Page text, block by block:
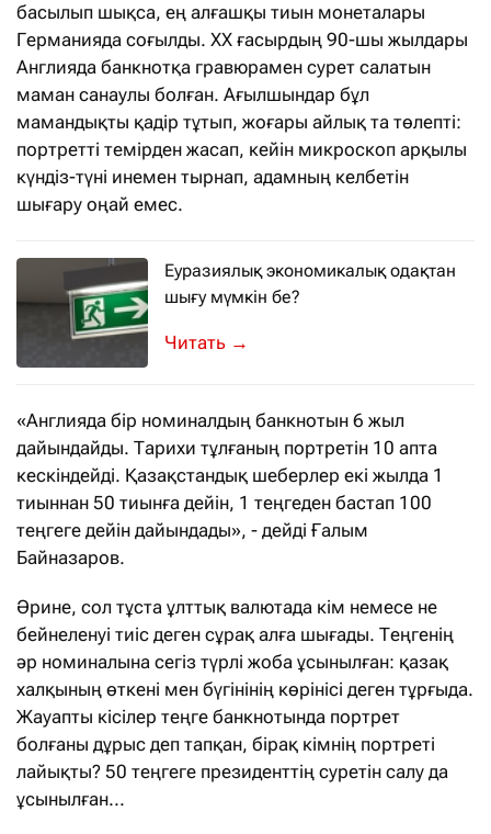
басылып шықса, ең алғашқы тиын монеталары
Германияда соғылды. ХХ ғасырдың 90-шы жылдары
Англияда банкнотқа гравюрамен сурет салатын
маман санаулы болған. Ағылшындар бұл
мамандықты қадір тұтып, жоғары айлық та төлепті:
портретті темірден жасап, кейін микроскоп арқылы
күндіз-түні инемен тырнап, адамның келбетін
шығару оңай емес.
Еуразиялық экономикалық одақтан
шығу мүмкін бе?
Бүгін бүкіл әлем «көрші»
→
«Англияда бір номиналдың банкнотын 6 жыл
дайындайды. Тарихи тұлғаның портретін 10 апта
кескіндейді. Қазақстандық шеберлер екі жылда 1
тиыннан 50 тиынға дейін, 1 теңгеден бастап 100
теңгеге дейін дайындады», - дейді Ғалым
Байназаров.
Әрине, сол тұста ұлттық валютада кім немесе не
бейнеленуі тиіс деген сұрақ алға шығады. Теңгенің
әр номиналына сегіз түрлі жоба ұсынылған: қазақ
халқының өткені мен бүгінінің көрінісі деген тұрғыда.
Жауапты кісілер теңге банкнотында портрет
болғаны дұрыс деп тапқан, бірақ кімнің портреті
лайықты? 50 теңгеге президенттің суретін салу да
ұсынылған...